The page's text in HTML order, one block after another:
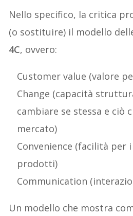
Nello specifico, la critica
(o sostituire) il modello
4C, ovvero:
Customer value (valore
Change (capacità
cambiare se stessa e ciò
mercato)
Convenience (facilità per
prodotti)
Communication
Un modello che mostra